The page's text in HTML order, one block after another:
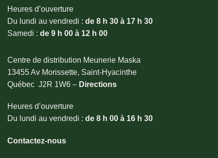
Heures d’ouverture
Du lundi au vendredi : de 8 h 30 à 17 h 30
Samedi : de 9 h 00 à 12 h 00
Centre de distribution Meunerie Maska
13455 Av Morissette, Saint-Hyacinthe
Québec J2R 1W6 – Directions
Heures d’ouverture
Du lundi au vendredi : de 8 h 00 à 16 h 30
Contactez-nous